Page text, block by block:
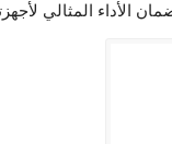
الأداء المثالي